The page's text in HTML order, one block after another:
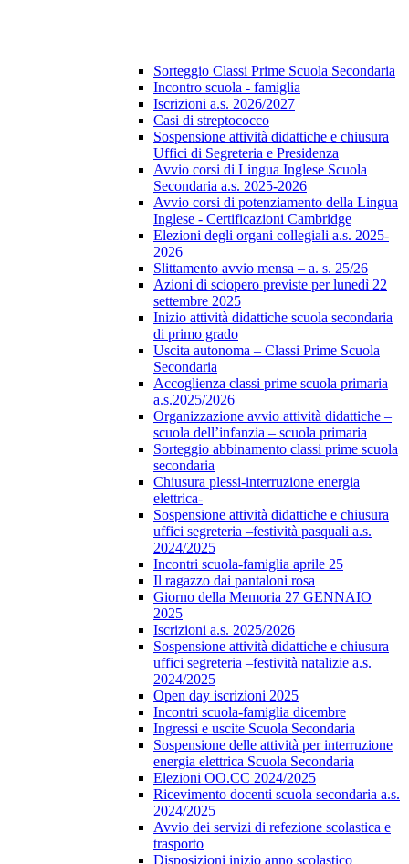
Sorteggio Classi Prime Scuola Secondaria
Incontro scuola - famiglia
Iscrizioni a.s. 2026/2027
Casi di streptococco
Sospensione attività didattiche e chiusura
Uffici di Segreteria e Presidenza
Avvio corsi di Lingua Inglese Scuola
Secondaria a.s. 2025-2026
Avvio corsi di potenziamento della Lingua
Inglese - Certificazioni Cambridge
Elezioni degli organi collegiali a.s. 2025-
2026
Slittamento avvio mensa – a. s. 25/26
Azioni di sciopero previste per lunedì 22
settembre 2025
Inizio attività didattiche scuola secondaria
di primo grado
Uscita autonoma – Classi Prime Scuola
Secondaria
Accoglienza classi prime scuola primaria
a.s.2025/2026
Organizzazione avvio attività didattiche –
scuola dell’infanzia – scuola primaria
Sorteggio abbinamento classi prime scuola
secondaria
Chiusura plessi-interruzione energia
elettrica-
Sospensione attività didattiche e chiusura
uffici segreteria –festività pasquali a.s.
2024/2025
Incontri scuola-famiglia aprile 25
Il ragazzo dai pantaloni rosa
Giorno della Memoria 27 GENNAIO
2025
Iscrizioni a.s. 2025/2026
Sospensione attività didattiche e chiusura
uffici segreteria –festività natalizie a.s.
2024/2025
Open day iscrizioni 2025
Incontri scuola-famiglia dicembre
Ingressi e uscite Scuola Secondaria
Sospensione delle attività per interruzione
energia elettrica Scuola Secondaria
Elezioni OO.CC 2024/2025
Ricevimento docenti scuola secondaria a.s.
2024/2025
Avvio dei servizi di refezione scolastica e
trasporto
Disposizioni inizio anno scolastico